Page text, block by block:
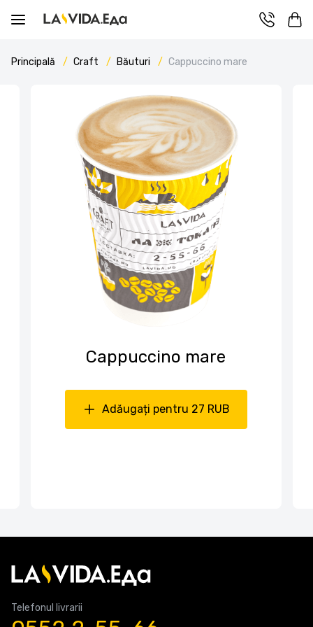
Principală Craft Băuturi Cappuccino mare
Cappuccino mare
Adăugați pentru 27 RUB
Telefonul livrarii